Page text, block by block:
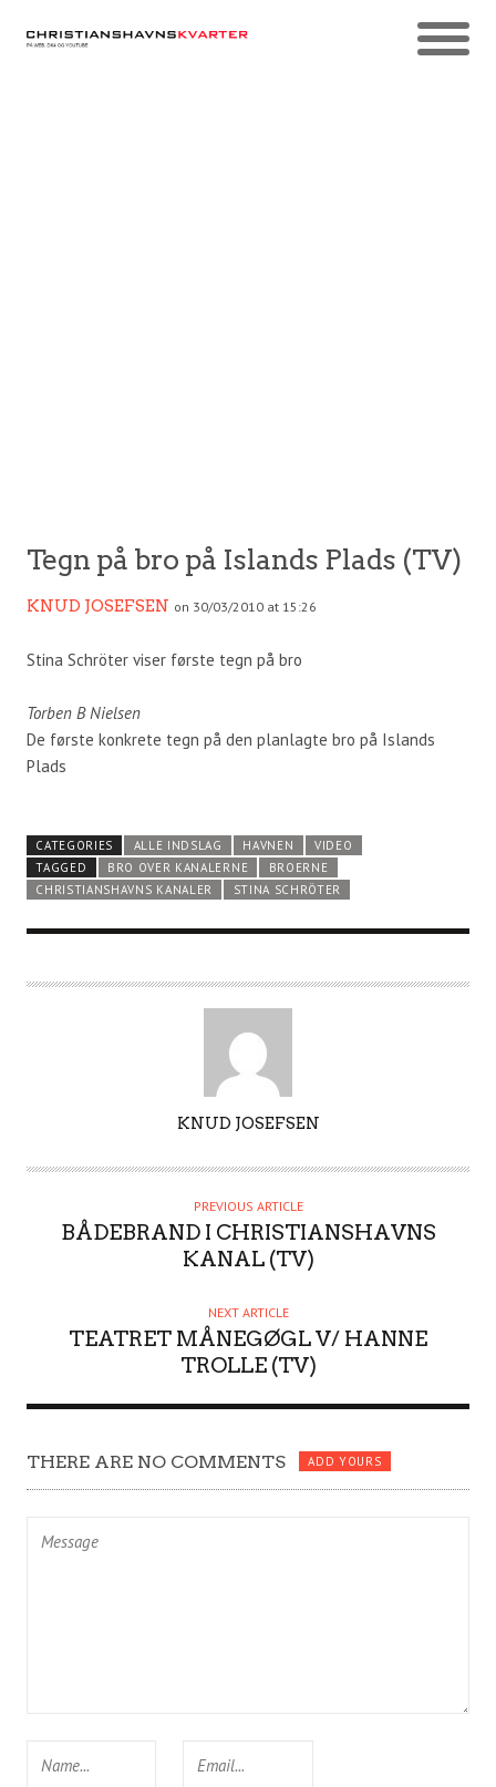
Tegn på bro på Islands Plads (TV)
KNUD JOSEFSEN on 30/03/2010 at 15:26
Stina Schröter viser første tegn på bro
Torben B Nielsen
De første konkrete tegn på den planlagte bro på Islands
Plads
CATEGORIES ALLE INDSLAG HAVNEN
VIDEO
TAGGED
BRO OVER KANALERNE
BROERNE
CHRISTIANSHAVNS KANALER
STINA SCHRÖTER
T
KNUD JOSEFSEN
PREVIOUS ARTICLE
BÅDEBRAND I CHRISTIANSHAVNS
KANAL (TV)
NEXT ARTICLE
TEATRET MÅNEGØGL V/ HANNE
TROLLE (TV)
THERE ARE NO COMMENTS ADD YOURS